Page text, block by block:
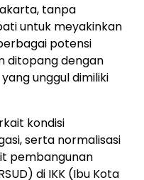
tanpa
untuk meyakinkan
potensi
ditopang dengan
unggul dimiliki
kondisi
serta normalisasi
pembangunan
di IKK (Ibu Kota